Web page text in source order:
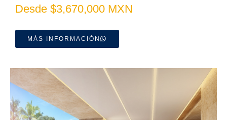
Desde $3,670,000 MXN
MÁS INFORMACIÓN